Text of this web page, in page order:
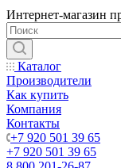
Интернет-магазин
Каталог
Производители
Как купить
Компания
Контакты
+7 920 501 39 65
+7 920 501 39 65